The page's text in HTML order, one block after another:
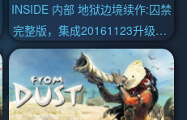
INSIDE 内部 地狱边境续作:囚禁
完整版，集成20161123升级档|
官方中文